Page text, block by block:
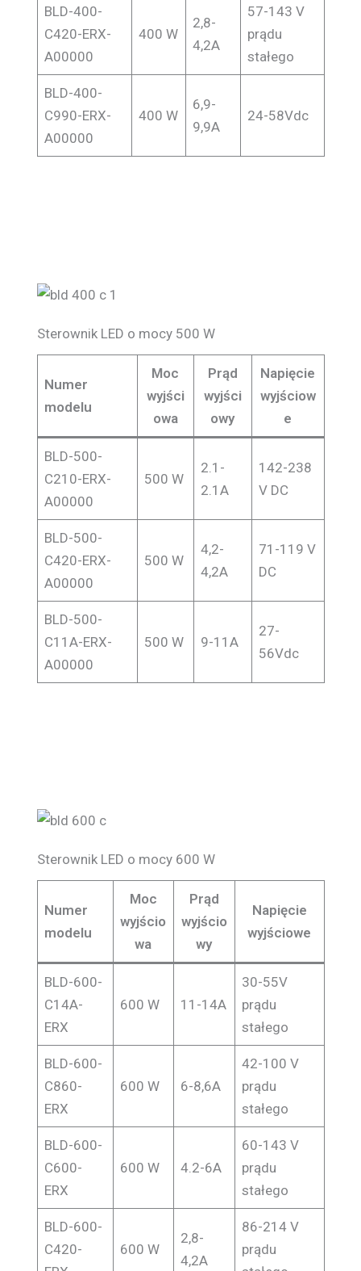
BLD-400-
C420-ERX-
A00000
400 W
2,8-
4,2A
57-143 V
prądu
stałego
BLD-400-
C990-ERX-
A00000
400 W
6,9-
9,9A
24-58Vdc
Sterownik LED o mocy 500 W
Numer
modelu
Moc
wyjści
owa
Prąd
wyjści
owy
Napięcie
wyjściow
e
BLD-500-
C210-ERX-
A00000
500 W
2.1-
2.1A
142-238
V DC
BLD-500-
C420-ERX-
A00000
500 W
4,2-
4,2A
71-119 V
DC
BLD-500-
C11A-ERX-
A00000
500 W 9-11A
27-
56Vdc
Sterownik LED o mocy 600 W
Numer
modelu
Moc
wyjścio
wa
Prąd
wyjścio
wy
Napięcie
wyjściowe
BLD-600-
C14A-
ERX
600 W 11-14A
30-55V
prądu
stałego
BLD-600-
C860-
ERX
600 W 6-8,6A
42-100 V
prądu
stałego
BLD-600-
C600-
ERX
600 W 4.2-6A
60-143 V
prądu
stałego
BLD-600-
C420-
600 W
2,8-
4,2A
86-214 V
prądu